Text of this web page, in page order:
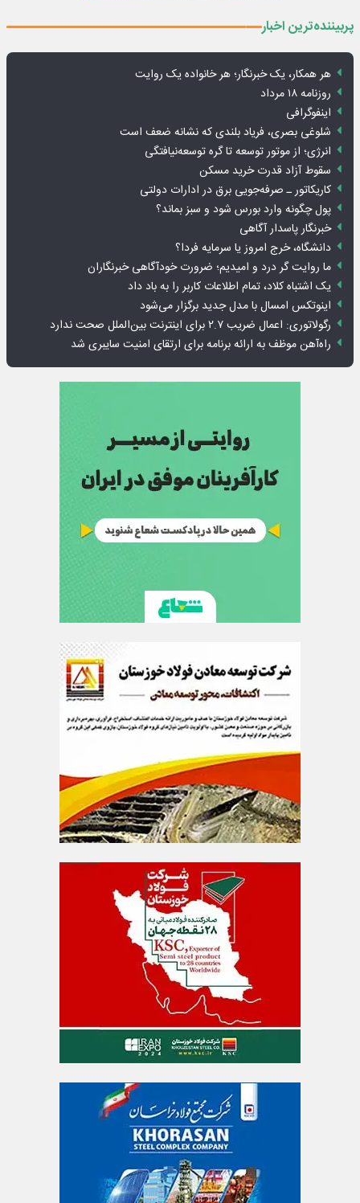
پربیننده‌ترین اخبار
هر همکار، یک خبرنگار؛ هر خانواده یک روایت
روزنامه ۱۸ مرداد
اینفوگرافی
شلوغی بصری، فریاد بلندی که نشانه ضعف است
انرژی؛ از موتور توسعه تا گره توسعه‌نیافتگی
سقوط آزاد قدرت خرید مسکن
کاریکاتور ـ صرفه‌جویی برق در ادارات دولتی
پول چگونه وارد بورس شود و سبز بماند؟
خبرنگار پاسدار آگاهی
دانشگاه، خرج امروز یا سرمایه فردا؟
ما روایت گر درد و امیدیم؛ ضرورت خودآگاهی خبرنگاران
یک اشتباه کلاد، تمام اطلاعات کاربر را به باد داد
اینوتکس امسال با مدل جدید برگزار می‌شود
رگولاتوری: اعمال ضریب ۲.۷ برای اینترنت بین‌الملل صحت ندارد
راه‌آهن موظف به ارائه برنامه برای ارتقای امنیت سایبری شد